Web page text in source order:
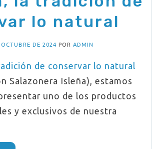
lo natural
DE 2024 POR ADMIN
Salazonera Isleña), estamos
uno de los productos
y exclusivos de nuestra